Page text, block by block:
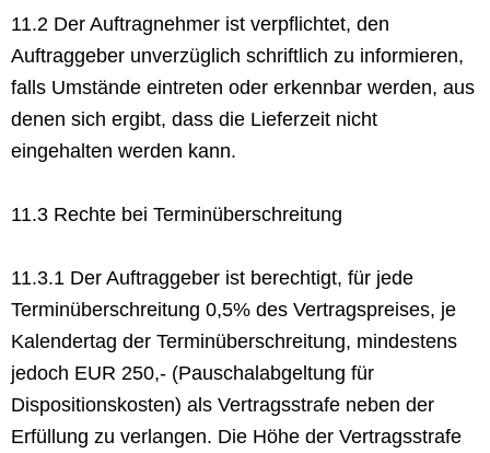
11.2 Der Auftragnehmer ist verpflichtet, den
Auftraggeber unverzüglich schriftlich zu informieren,
falls Umstände eintreten oder erkennbar werden, aus
denen sich ergibt, dass die Lieferzeit nicht
eingehalten werden kann.
11.3 Rechte bei Terminüberschreitung
11.3.1 Der Auftraggeber ist berechtigt, für jede
Terminüberschreitung 0,5% des Vertragspreises, je
Kalendertag der Terminüberschreitung, mindestens
jedoch EUR 250,- (Pauschalabgeltung für
Dispositionskosten) als Vertragsstrafe neben der
Erfüllung zu verlangen. Die Höhe der Vertragsstrafe